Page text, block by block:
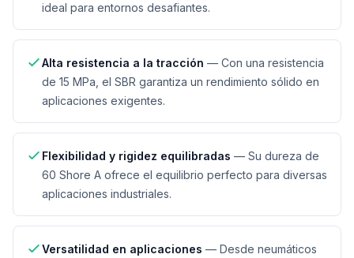
ideal para entornos desafiantes.
Alta resistencia a la tracción — Con una resistencia
de 15 MPa, el SBR garantiza un rendimiento sólido en
aplicaciones exigentes.
Flexibilidad y rigidez equilibradas — Su dureza de
60 Shore A ofrece el equilibrio perfecto para diversas
aplicaciones industriales.
Versatilidad en aplicaciones — Desde neumáticos